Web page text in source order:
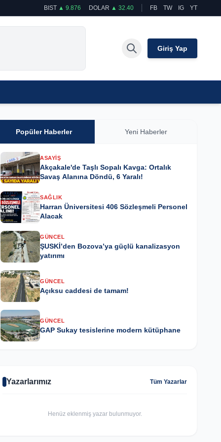
BIST ▲ 9.876 DOLAR ▲ 32.40 FB TW IG YT
Giriş Yap
Popüler Haberler Yeni Haberler
ASAYIŞ
Akçakale'de Taşlı Sopalı Kavga: Ortalık
Savaş Alanına Döndü, 6 Yaralı!
SAĞLIK
Harran Üniversitesi 406 Sözleşmeli Personel
Alacak
GÜNCEL
ŞUSKİ’den Bozova’ya güçlü kanalizasyon
yatırımı
GÜNCEL
Açıksu caddesi de tamam!
GÜNCEL
GAP Sukay tesislerine modern kütüphane
Yazarlarımız Tüm Yazarlar
Henüz eklenmiş yazar bulunmuyor.